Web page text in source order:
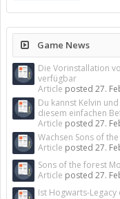
Game News
Die Vorinstallation
verfügbar
Article posted 27.
Du kannst Kelvin
diesem einfachen
Article posted 27.
Wachsen Sons of
Article posted 27.
Sons of the forest
Article posted 27.
Ist Hogwarts-